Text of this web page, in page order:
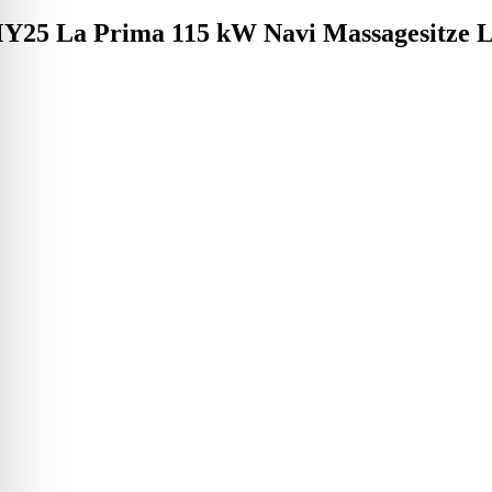
La Prima 115 kW Navi Massagesitze